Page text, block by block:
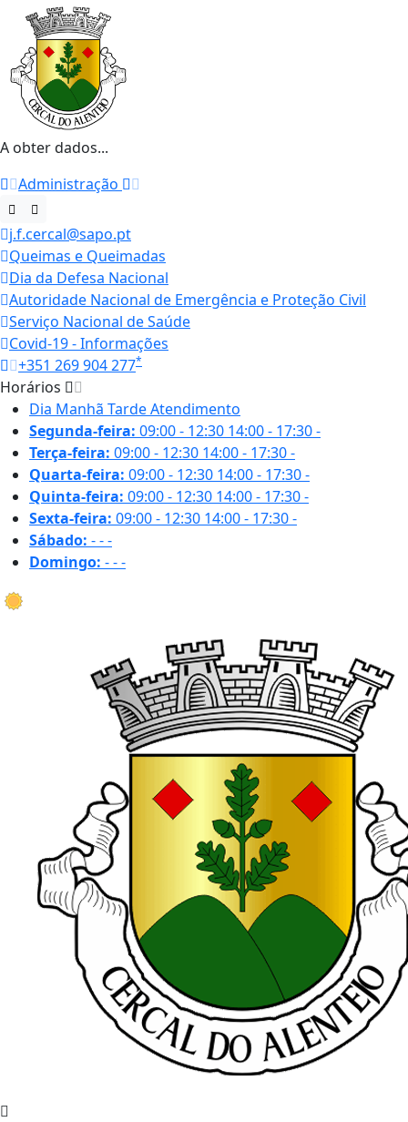
A obter dados...
Administração
j.f.cercal@sapo.pt
Queimas e Queimadas
Dia da Defesa Nacional
Autoridade Nacional de Emergência e Proteção Civil
Serviço Nacional de Saúde
Covid-19 - Informações
+351 269 904 277*
Horários
Dia Manhã TardeAtendimento
Segunda-feira: 09:00 - 12:30 14:00 - 17:30-
Terça-feira: 09:00 - 12:30 14:00 - 17:30-
Quarta-feira: 09:00 - 12:30 14:00 - 17:30-
Quinta-feira: 09:00 - 12:30 14:00 - 17:30-
Sexta-feira: 09:00 - 12:30 14:00 - 17:30-
Sábado: ---
Domingo: ---